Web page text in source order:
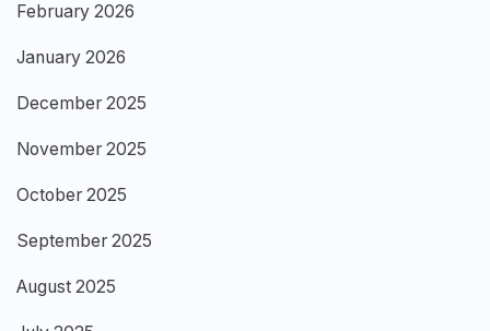
February 2026
January 2026
December 2025
November 2025
October 2025
September 2025
August 2025